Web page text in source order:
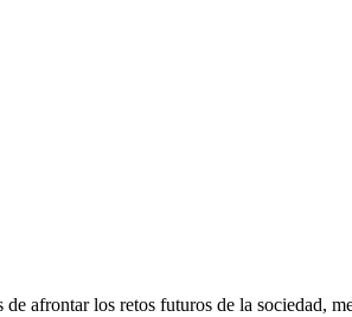
afrontar los retos futuros de la sociedad,